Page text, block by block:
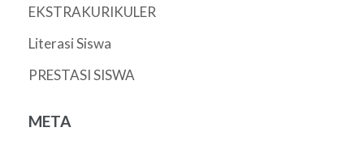
EKSTRAKURIKULER
Literasi Siswa
PRESTASI SISWA
META